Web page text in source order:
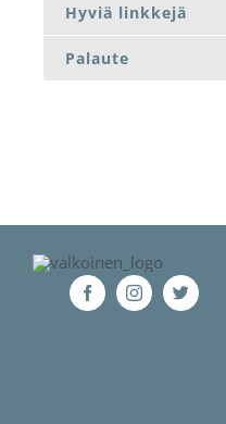
Hyviä linkkejä
Palaute